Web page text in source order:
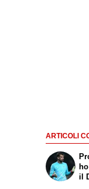
ARTICOLI
il